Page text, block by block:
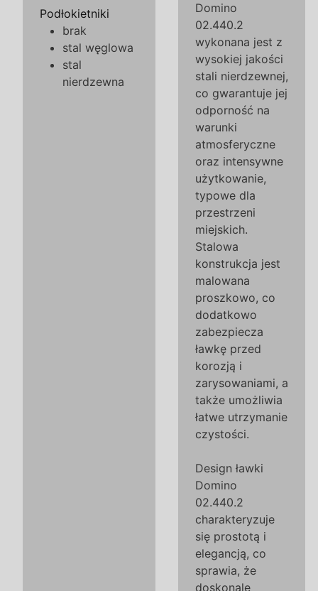
Podłokietniki
brak
stal węglowa
stal
nierdzewna
Domino
02.440.2
wykonana jest z
wysokiej jakości
stali nierdzewnej,
co gwarantuje jej
odporność na
warunki
atmosferyczne
oraz intensywne
użytkowanie,
typowe dla
przestrzeni
miejskich.
Stalowa
konstrukcja jest
malowana
proszkowo, co
dodatkowo
zabezpiecza
ławkę przed
korozją i
zarysowaniami, a
także umożliwia
łatwe utrzymanie
czystości.
Design ławki
Domino
02.440.2
charakteryzuje
się prostotą i
elegancją, co
sprawia, że
doskonale